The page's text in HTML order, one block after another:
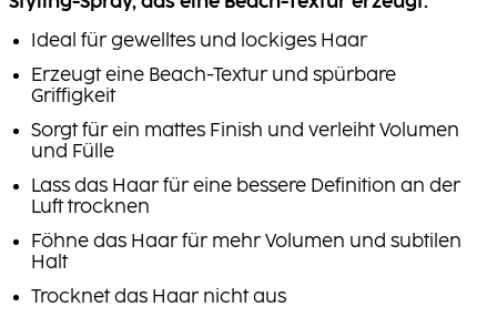
Ideal für gewelltes und lockiges Haar
Erzeugt eine Beach-Textur und spürbare
Griffigkeit
Sorgt für ein mattes Finish und verleiht Volumen
und Fülle
Lass das Haar für eine bessere Definition an der
Luft trocknen
Föhne das Haar für mehr Volumen und subtilen
Halt
Trocknet das Haar nicht aus